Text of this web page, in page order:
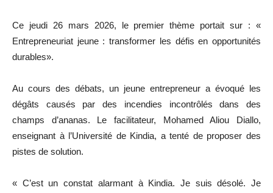
Ce jeudi 26 mars 2026, le premier thème portait sur : «
Entrepreneuriat jeune : transformer les défis en opportunités
durables».
Au cours des débats, un jeune entrepreneur a évoqué les
dégâts causés par des incendies incontrôlés dans des
champs d’ananas. Le facilitateur, Mohamed Aliou Diallo,
enseignant à l’Université de Kindia, a tenté de proposer des
pistes de solution.
« C’est un constat alarmant à Kindia. Je suis désolé. Je